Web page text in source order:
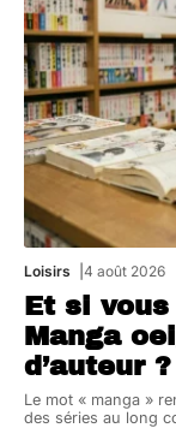
Loisirs 4 août 2026
Et si
Manga
d’auteur ?
Le mot « manga »
des séries au long